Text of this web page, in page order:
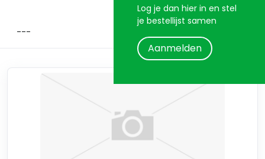
Log je dan hier in en stel
je bestellijst samen
Aanmelden